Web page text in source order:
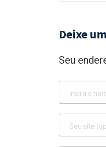
Deixe
Seu